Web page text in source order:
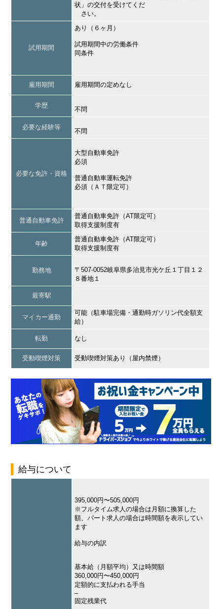
状」の交付を受けてくだ
さい。
試用期間
あり（６ヶ月）
試用期間中の労働条件
同条件
雇用期間 雇用期間の定めなし
学歴
不問
必要な経験等
不問
必要な免許・資格
大型自動車免許
必須
普通自動車運転免許
必須（ＡＴ限定可）
普通自動車免許
普通自動車免許（AT限定可）
取得支援制度有
年齢
普通自動車免許（AT限定可）
取得支援制度有
勤務地
〒507-0052岐阜県多治見市光ケ丘１丁目１２
８番地１
最寄駅
マイカー通勤
可能（駐車場完備・通勤時ガソリン代全額支
給）
転勤 なし
受動喫煙対策 受動喫煙対策あり（屋内禁煙）
給与について
395,000円〜505,000円
※フルタイム求人の場合は月額に換算した
額、パート求人の場合は時間額を表示してい
ます
給与の内訳
基本給（月額平均）又は時間額
360,000円〜450,000円
定額的に支払われる手当
–
固定残業代